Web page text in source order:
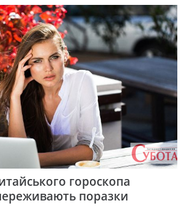
гороскопа
поразки